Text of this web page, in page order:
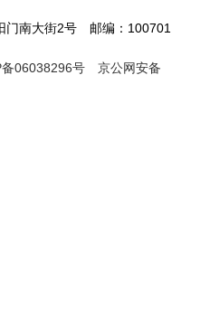
门南大街2号 邮编：100701
06038296号
京公网安备